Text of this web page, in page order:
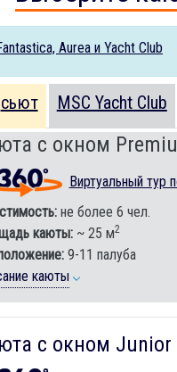
Aurea и Yacht Club
сьют MSC Yacht Club
с окном
Виртуальный тур
не более 6 чел.
каюты:~ 25 м2
9-11 палуба
каюты
с окном